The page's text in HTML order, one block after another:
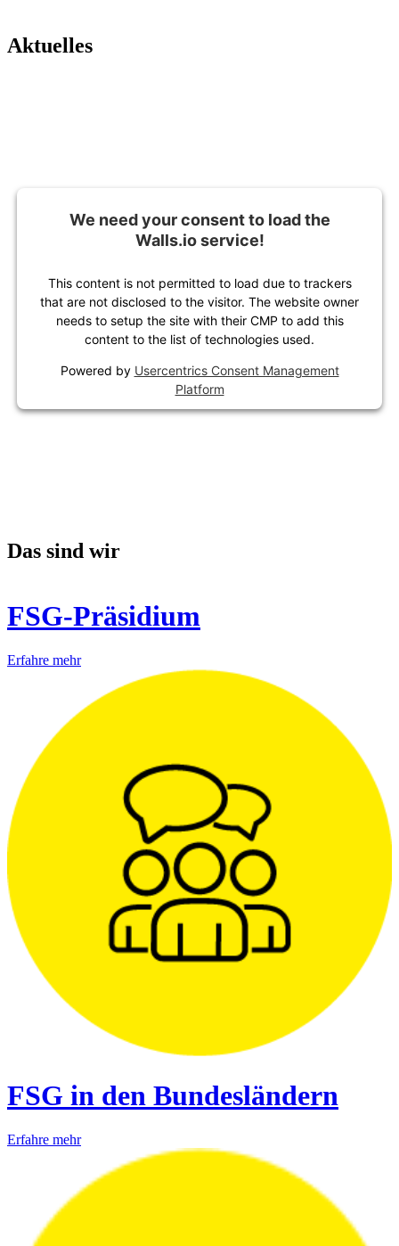
Aktuelles
We need your consent to load the
Walls.io service!
This content is not permitted to load due to trackers
that are not disclosed to the visitor. The website owner
needs to setup the site with their CMP to add this
content to the list of technologies used.
Powered by Usercentrics Consent Management
Platform
Das sind wir
FSG-Präsidium
Erfahre mehr
FSG in den Bundesländern
Erfahre mehr